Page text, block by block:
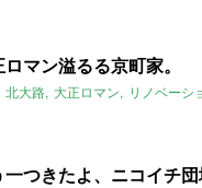
マン溢るる京町家。
北大路 大正ロマン リノベーシ
一つきたよ、ニコイチ団